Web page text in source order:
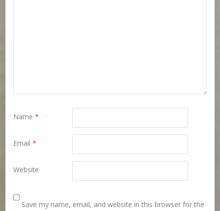
Name*
Email*
Website
Save my name, email, and website in this browser for the